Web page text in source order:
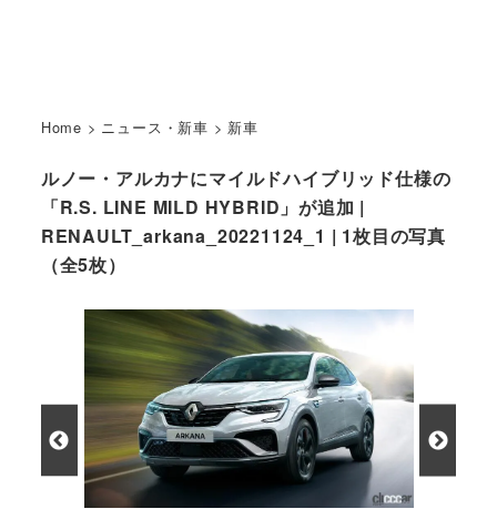
Home > ニュース・新車 > 新車
ルノー・アルカナにマイルドハイブリッド仕様の
「R.S. LINE MILD HYBRID」が追加 |
RENAULT_arkana_20221124_1 | 1枚目の写真
（全5枚）